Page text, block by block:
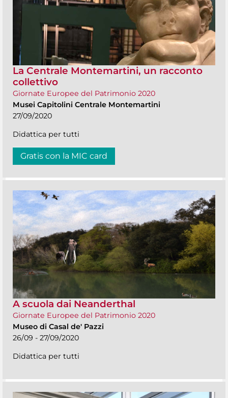
La Centrale Montemartini, un racconto
collettivo
Giornate Europee del Patrimonio 2020
Musei Capitolini Centrale Montemartini
27/09/2020
Didattica per tutti
Gratis con la MIC card
A scuola dai Neanderthal
Giornate Europee del Patrimonio 2020
Museo di Casal de' Pazzi
26/09 - 27/09/2020
Didattica per tutti